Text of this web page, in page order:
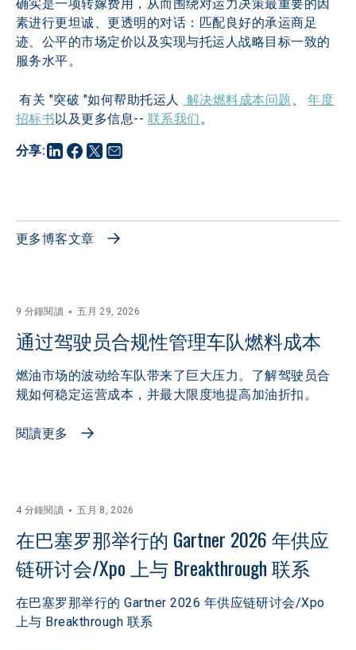
分享:
确实是一项转嫁费用，从而围绕对运力决策最重要的因
素进行更坦诚、更透明的对话：匹配良好的承运商足
迹、公平的市场定价以及实现与托运人战略目标一致的
服务水平。
有关 "突破 "如何帮助托运人 解决燃料成本问题 、 年度
招标书以及更多信息-- 联系我们。
更多博客文章
9 分鐘閱讀 五月 29, 2026
通过驾驶员合规性管理车队燃料成本
燃油市场的波动给车队带来了巨大压力。了解驾驶员合
规如何稳定运营成本，并最大限度地提高加油折扣。
閱讀更多
4 分鐘閱讀 五月 8, 2026
在巴塞罗那举行的 Gartner 2026 年供应
链研讨会/Xpo 上与 Breakthrough 联系
在巴塞罗那举行的 Gartner 2026 年供应链研讨会/Xpo
上与 Breakthrough 联系